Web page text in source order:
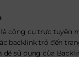
công cụ trực tuyến
backlink trỏ đến
dễ sử dụng của